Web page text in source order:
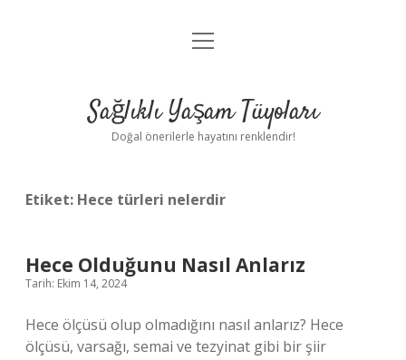
Anasayfa
Yasal Uyarı
menüyü
Sağlıklı Yaşam Tüyoları
Doğal önerilerle hayatını renklendir!
Etiket: Hece türleri nelerdir
Hece Olduğunu Nasıl Anlarız
Tarih: Ekim 14, 2024
Hece ölçüsü olup olmadığını nasıl anlarız? Hece
ölçüsü, varsağı, semai ve tezyinat gibi bir şiir